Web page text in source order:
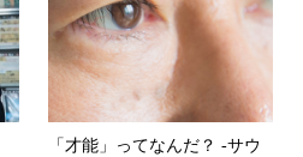
「才能」ってなんだ？ -サウ